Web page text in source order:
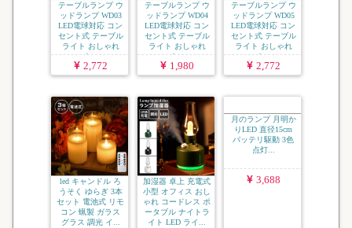
テーブルランプ ウ
ッドランプ WD03
LED電球対応 コン
セント式 テーブル
ライト おしゃれ
ナ...
2,772
テーブルランプ ウ
ッドランプ WD04
LED電球対応 コン
セント式 テーブル
ライト おしゃれ
ナ...
1,980
テーブルランプ ウ
ッドランプ WD05
LED電球対応 コン
セント式 テーブル
ライト おしゃれ
ナ...
2,772
led キャンドル ろ
うそく ゆらぎ 3本
セット 電池式 リモ
コン 蝋製 ガラス
グラス 調光 イ...
加湿器 卓上 充電式
小型 オフィス おし
ゃれ コードレス ポ
ータブル ナイトラ
イト LED ライ...
月のランプ 月明か